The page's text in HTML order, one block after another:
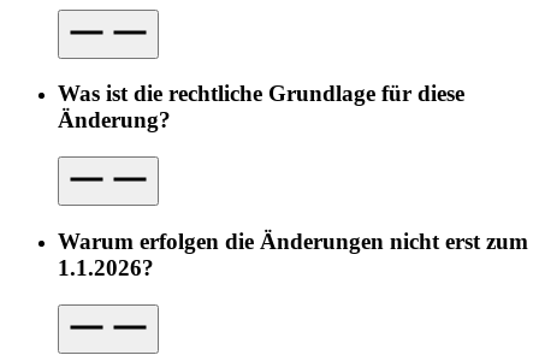
Was ist die rechtliche Grundlage für diese
Änderung?
Warum erfolgen die Änderungen nicht erst zum
1.1.2026?